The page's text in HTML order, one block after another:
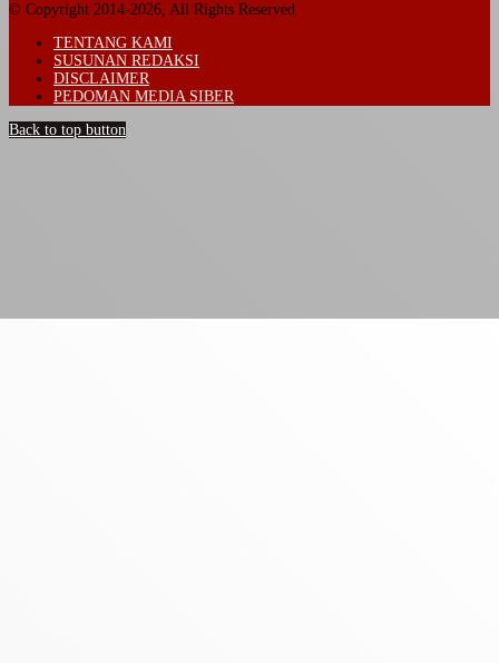
© Copyright 2014-2026, All Rights Reserved
TENTANG KAMI
SUSUNAN REDAKSI
DISCLAIMER
PEDOMAN MEDIA SIBER
Back to top button